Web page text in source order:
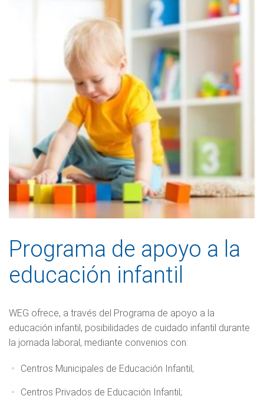
Programa de apoyo a la
educación infantil
WEG ofrece, a través del Programa de apoyo a la
educación infantil, posibilidades de cuidado infantil durante
la jornada laboral, mediante convenios con:
Centros Municipales de Educación Infantil;
Centros Privados de Educación Infantil;